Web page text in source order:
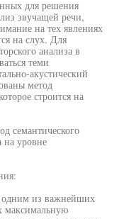
для решения
звучащей речи,
на тех явлениях
на слух. Для
анализа в
теми
акустический
метод
строится на
семантического
на уровне
одним из важнейших
максимальную